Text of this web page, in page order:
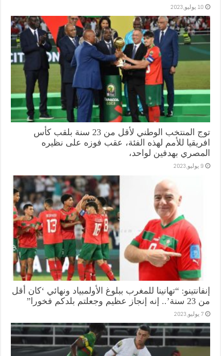
10 يوليو,2023
توج المنتخب الوطني لأقل من 23 سنة بلقب كأس
افريقيا للأمم لهذه الفئة، عقب فوزه على نظيره
المصري بهدفين لواحد،
9 يوليو,2023
إنفانتينو: “تهانينا للمغرب ببلوغ الأولمبياد ونهائي ‘كان أقل
من 23 سنة’.. إنه إنجاز عظيم وجعلتم بلدكم فخورا”
7 يوليو,2023